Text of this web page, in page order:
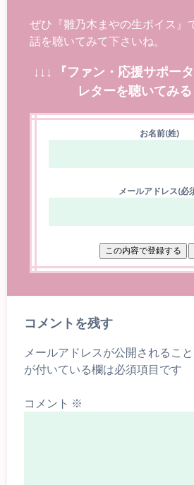
ぜひ『雛乃木まやの生ボイス』
話を聴いてみて下さいね。
↓↓↓ 『ファン・応援サポー
レターを聴いてみる
お名前(姓)
メールアドレス(必
コメントを残す
メールアドレスが公開されること
が付いている欄は必須項目です
コメント ※